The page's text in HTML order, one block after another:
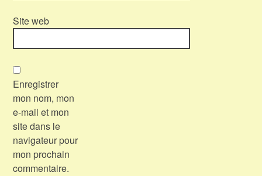
Site web
Enregistrer
mon nom, mon
e-mail et mon
site dans le
navigateur pour
mon prochain
commentaire.